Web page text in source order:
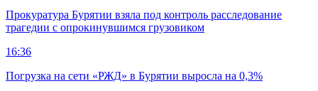
Прокуратура Бурятии взяла под контроль расследование
трагедии с опрокинувшимся грузовиком
16:36
Погрузка на сети «РЖД» в Бурятии выросла на 0,3%